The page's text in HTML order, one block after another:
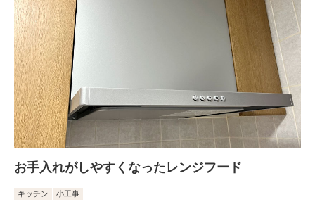
お手入れがしやすくなったレンジフード
キッチン 小工事